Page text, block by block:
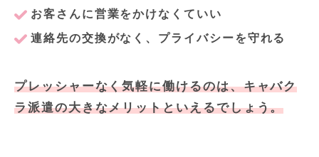
お客さんに営業をかけなくていい
連絡先の交換がなく、プライバシーを守れる
プレッシャーなく気軽に働けるのは、キャバク
ラ派遣の大きなメリットといえるでしょう。